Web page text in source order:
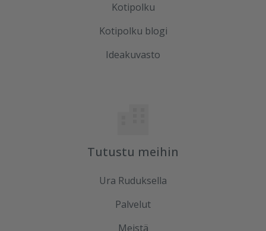
Kotipolku
Kotipolku blogi
Ideakuvasto
Tutustu meihin
Ura Ruduksella
Palvelut
Meistä